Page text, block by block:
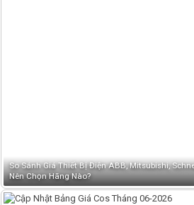
So Sánh Giá Thiết Bị Điện ABB, Mitsubishi,
Nên Chọn Hãng Nào?